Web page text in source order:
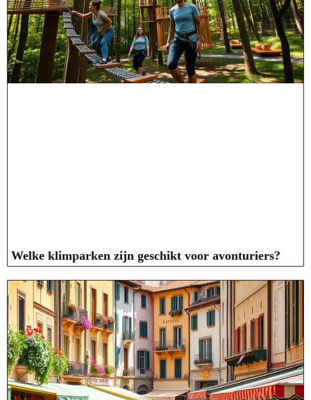
Welke klimparken zijn geschikt voor avonturiers?